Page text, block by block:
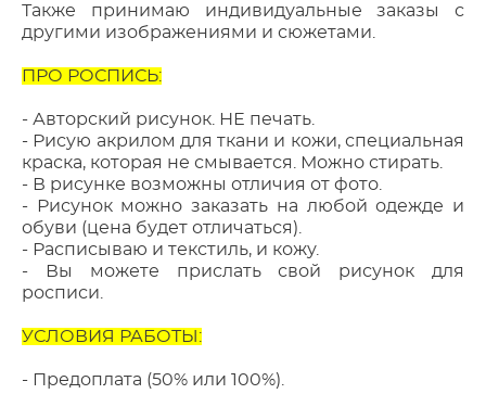
Также принимаю индивидуальные заказы с
другими изображениями и сюжетами.
ПРО РОСПИСЬ:
- Авторский рисунок. НЕ печать.
- Рисую акрилом для ткани и кожи, специальная
краска, которая не смывается. Можно стирать.
- В рисунке возможны отличия от фото.
- Рисунок можно заказать на любой одежде и
обуви (цена будет отличаться).
- Расписываю и текстиль, и кожу.
- Вы можете прислать свой рисунок для
росписи.
УСЛОВИЯ РАБОТЫ:
- Предоплата (50% или 100%).